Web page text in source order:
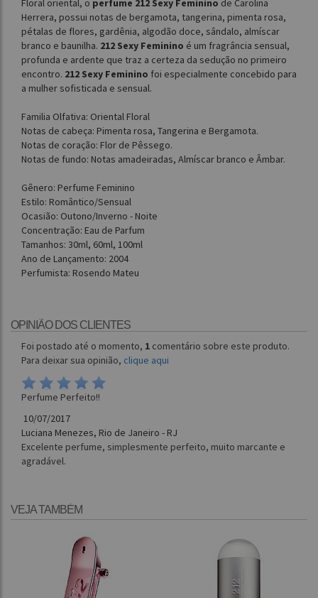
Floral oriental, o perfume 212 Sexy Feminino de Carolina
Herrera, possui notas de bergamota, tangerina, pimenta rosa,
pétalas de flores, gardênia, algodão doce, sândalo, almíscar
branco e baunilha. 212 Sexy Feminino é um fragrância sensual,
profunda e ardente que traz a certeza da sedução no primeiro
encontro. 212 Sexy Feminino foi especialmente concebido para
a mulher sofisticada e sensual.
Familia Olfativa: Oriental Floral
Notas de cabeça: Pimenta rosa, Tangerina e Bergamota.
Notas de coração: Flor de Pêssego.
Notas de fundo: Notas amadeiradas, Almíscar branco e Âmbar.
Gênero: Perfume Feminino
Estilo: Romântico/Sensual
Ocasião: Outono/Inverno - Noite
Concentração: Eau de Parfum
Tamanhos: 30ml, 60ml, 100ml
Ano de Lançamento: 2004
Perfumista: Rosendo Mateu
OPINIÃO DOS CLIENTES
Foi postado até o momento, 1 comentário sobre este produto.
Para deixar sua opinião, clique aqui
Perfume Perfeito!!
10/07/2017
Luciana Menezes, Rio de Janeiro - RJ
Excelente perfume, simplesmente perfeito, muito marcante e
agradável.
VEJA TAMBÉM